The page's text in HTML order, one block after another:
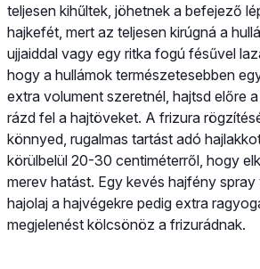
teljesen kihűltek, jöhetnek a befejező
hajkefét, mert az teljesen kirúgná a
ujjaiddal vagy egy ritka fogú fésűvel
hogy a hullámok természetesebben
extra volument szeretnél, hajtsd előre
rázd fel a hajtöveket. A frizura
könnyed, rugalmas tartást adó
körülbelül 20-30 centiméterről, hogy
merev hatást. Egy kevés hajfény
hajolaj a hajvégekre pedig extra
megjelenést kölcsönöz a frizurádnak.